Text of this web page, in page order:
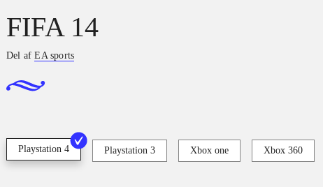
FIFA 14
Del afEA sports
Playstation 4 Playstation 3 Xbox one Xbox 360